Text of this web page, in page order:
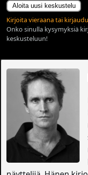
Aloita uusi keskustelu
Kirjoita vieraana tai
Onko sinulla kysymyksiä
keskusteluun!